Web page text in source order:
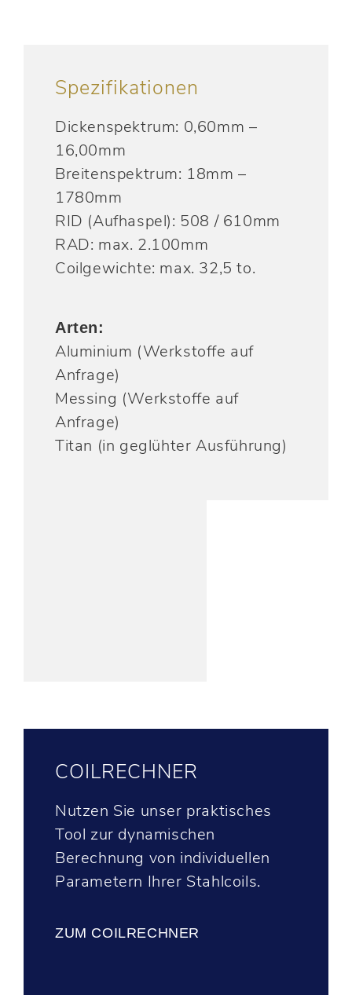
Spezifikationen
Dickenspektrum: 0,60mm –
16,00mm
Breitenspektrum: 18mm –
1780mm
RID (Aufhaspel): 508 / 610mm
RAD: max. 2.100mm
Coilgewichte: max. 32,5 to.
Arten:
Aluminium (Werkstoffe auf
Anfrage)
Messing (Werkstoffe auf
Anfrage)
Titan (in geglühter Ausführung)
COILRECHNER
Nutzen Sie unser praktisches
Tool zur dynamischen
Berechnung von individuellen
Parametern Ihrer Stahlcoils.
ZUM COILRECHNER